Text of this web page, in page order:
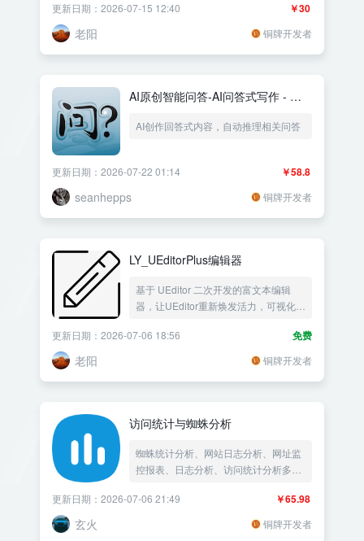
/zb_system/cmd.php?act=verify
￥30
更新日期：2026-07-15 12:40
老阳 铜牌开发者
AI原创智能问答-AI问答式写作 - 支
chatgpt、百度云、文心一言
AI创作回答式内容，自动推理相关问答
￥58.8
更新日期：2026-07-22 01:14
seanhepps 铜牌开发者
LY_UEditorPlus编辑器
基于 UEditor 二次开发的富文本编辑
器，让UEditor重新焕发活力，可视化管
免费
更新日期：2026-07-06 18:56
老阳 铜牌开发者
访问统计与蜘蛛分析
蜘蛛统计分析、网站日志分析、网址监
控报表、日志分析、访问统计分析多功
图表分析，来源分析，站长必备插件￥65.98
更新日期：2026-07-06 21:49
玄火 铜牌开发者